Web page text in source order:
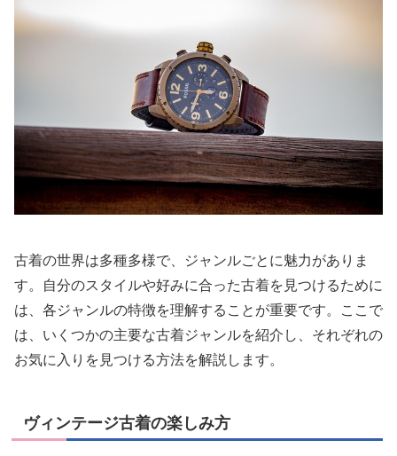
古着の世界は多種多様で、ジャンルごとに魅力がありま
す。自分のスタイルや好みに合った古着を見つけるために
は、各ジャンルの特徴を理解することが重要です。ここで
は、いくつかの主要な古着ジャンルを紹介し、それぞれの
お気に入りを見つける方法を解説します。
ヴィンテージ古着の楽しみ方